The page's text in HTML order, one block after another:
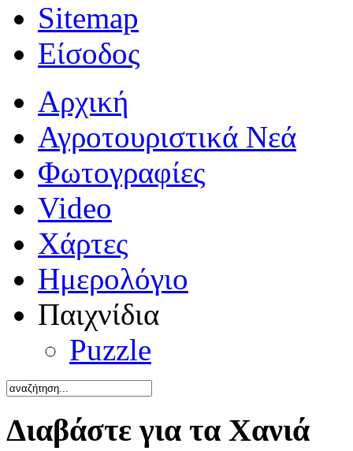
Sitemap
Είσοδος
Αρχική
Αγροτουριστικά Νεά
Φωτογραφίες
Video
Χάρτες
Ημερολόγιο
Παιχνίδια
Puzzle
Διαβάστε για τα Χανιά